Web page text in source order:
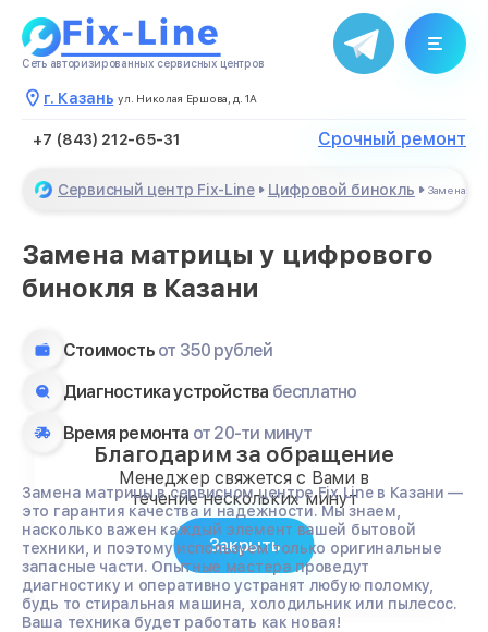
Сеть авторизированных сервисных центров
г. Казань ул. Николая Ершова, д. 1А
+7 (843) 212-65-31 Срочный ремонт
Сервисный центр Fix-Line Цифровой бинокль Замена
Замена матрицы у цифрового
бинокля в Казани
Стоимость от 350 рублей
Диагностика устройства бесплатно
Время ремонта от 20-ти минут
Замена матрицы в сервисном центре Fix Line в Казани —
это гарантия качества и надежности. Мы знаем,
насколько важен каждый элемент вашей бытовой
техники, и поэтому используем только оригинальные
запасные части. Опытные мастера проведут
диагностику и оперативно устранят любую поломку,
будь то стиральная машина, холодильник или пылесос.
Ваша техника будет работать как новая!
Благодарим за обращение
Менеджер свяжется с Вами в
течение нескольких минут
Закрыть